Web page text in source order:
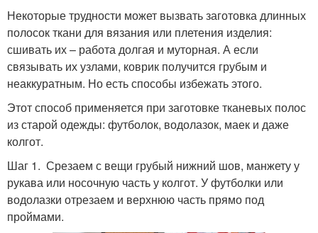
Некоторые трудности может вызвать заготовка длинных
полосок ткани для вязания или плетения изделия:
сшивать их – работа долгая и муторная. А если
связывать их узлами, коврик получится грубым и
неаккуратным. Но есть способы избежать этого.
Этот способ применяется при заготовке тканевых полос
из старой одежды: футболок, водолазок, маек и даже
колгот.
Шаг 1. Срезаем с вещи грубый нижний шов, манжету у
рукава или носочную часть у колгот. У футболки или
водолазки отрезаем и верхнюю часть прямо под
проймами.